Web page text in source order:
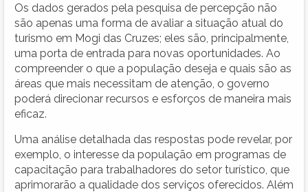
Os dados gerados pela pesquisa de percepção não
são apenas uma forma de avaliar a situação atual do
turismo em Mogi das Cruzes; eles são, principalmente,
uma porta de entrada para novas oportunidades. Ao
compreender o que a população deseja e quais são as
áreas que mais necessitam de atenção, o governo
poderá direcionar recursos e esforços de maneira mais
eficaz.
Uma análise detalhada das respostas pode revelar, por
exemplo, o interesse da população em programas de
capacitação para trabalhadores do setor turístico, que
aprimorarão a qualidade dos serviços oferecidos. Além